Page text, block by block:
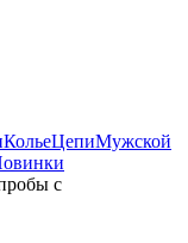
КольеЦепиМужской
с